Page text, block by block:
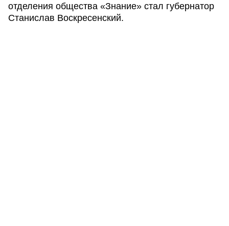
отделения общества «Знание» стал губернатор
Станислав Воскресенский.